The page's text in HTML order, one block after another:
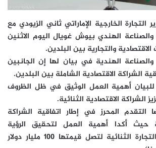
الخارجية الإماراتي ثاني الزيودي مع
والصناعة الهندي بيوش غويال اليوم الاثنين
والتجارية بين البلدين.
والصناعة الهندية في بيان لها إن الجانبين
الشراكة الاقتصادية الشاملة بين البلدين.
للبيان أهمية العمل الوثيق في ظل الظروف
الشراكة الاقتصادية الثنائية.
التقدم المحرز في إطار اتفاقية الشراكة
حيث أكدا أهمية العمل لتحقيق الرؤية
المشتركة لتوسيع التجارة الثنائية لتصل قيمتها 100 مليار دولار